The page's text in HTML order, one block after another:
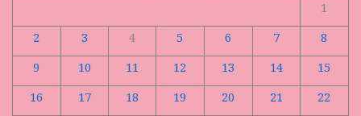
1
2
3 4 5 6 7
8
9
10 11 12 13 14
15
16
17 18 19 20 21
22